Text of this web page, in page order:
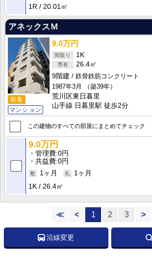
1R
20.01㎡
アネックスＭ
新着
マンション
9.0万円
1K
26.4㎡
9階建
鉄骨鉄筋コンクリート
1987年3月
（築39年）
荒川区東日暮里
山手線 日暮里駅 徒歩2分
この建物のすべての部屋にまとめてチェック
9.0万円
管理費 0円
共益費 0円
1ヶ月
1ヶ月
1K
26.4㎡
≪ < 1 2 3 >
沿線変更